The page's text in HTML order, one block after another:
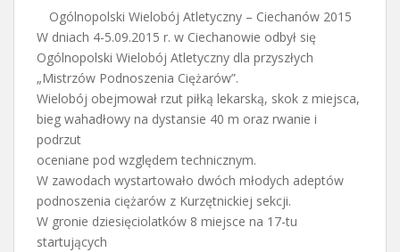
Ogólnopolski Wielobój Atletyczny – Ciechanów 2015
W dniach 4-5.09.2015 r. w Ciechanowie odbył się
Ogólnopolski Wielobój Atletyczny dla przyszłych
„Mistrzów Podnoszenia Ciężarów”.
Wielobój obejmował rzut piłką lekarską, skok z miejsca,
bieg wahadłowy na dystansie 40 m oraz rwanie i
podrzut
oceniane pod względem technicznym.
W zawodach wystartowało dwóch młodych adeptów
podnoszenia ciężarów z Kurzętnickiej sekcji.
W gronie dziesięciolatków 8 miejsce na 17-tu
startujących